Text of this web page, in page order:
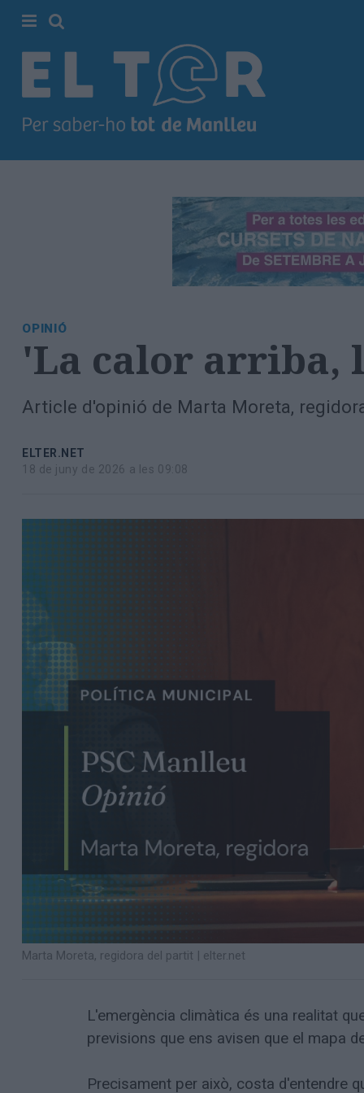
Manlleu
Totes
notícies
OPINIÓ
'La calor arriba,
Article d'opinió de Marta Moreta,
ELTER.NET
18 de juny de 2026 a les 09:08
Marta Moreta, regidora del partit | elter.net
L'emergència climàtica és una realitat
previsions que ens avisen que el mapa
Precisament per això, costa d'entendre